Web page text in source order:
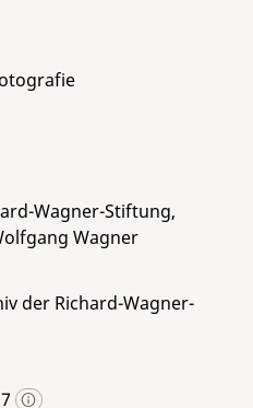
Wagner-Stiftung,
Wagner
der Richard-Wagner-